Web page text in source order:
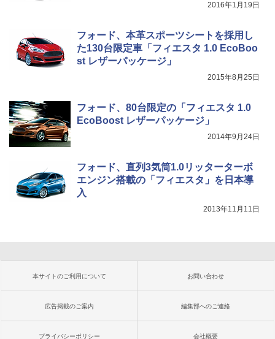
2016年1月19日
フォード、本革スポーツシートを採用し
た130台限定車「フィエスタ 1.0 EcoBoo
st レザーパッケージ」
2015年8月25日
フォード、80台限定の「フィエスタ 1.0
EcoBoost レザーパッケージ」
2014年9月24日
フォード、直列3気筒1.0リッターターボ
エンジン搭載の「フィエスタ」を日本導
入
2013年11月11日
本サイトのご利用について お問い合わせ
広告掲載のご案内 編集部へのご連絡
プライバシーポリシー 会社概要